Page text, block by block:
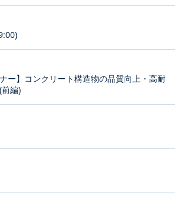
ー】コンクリート構造物の品質向上・高耐
編)